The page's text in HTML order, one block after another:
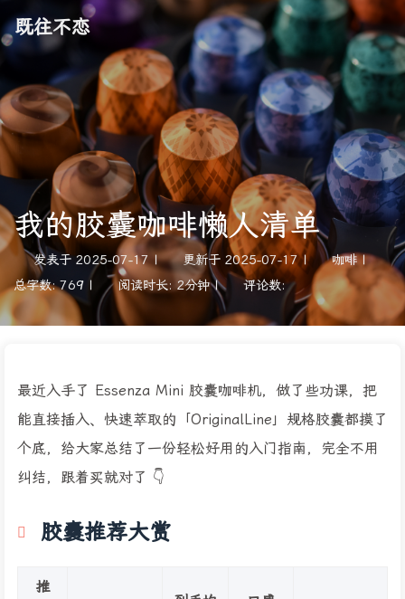
既往不恋
我的胶囊咖啡懒人清单
发表于 2025-07-17 | 更新于 2025-07-17 | 咖啡 |
总字数: 769 | 阅读时长: 2分钟 | 评论数:
最近入手了 Essenza Mini 胶囊咖啡机，做了些功课，把
能直接插入、快速萃取的「OriginalLine」规格胶囊都摸了
个底，给大家总结了一份轻松好用的入门指南，完全不用
纠结，跟着买就对了 👇
胶囊推荐大赏
推